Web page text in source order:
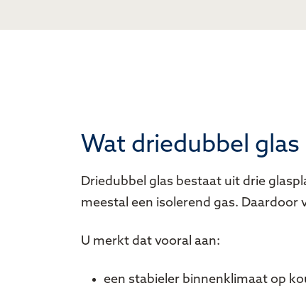
Wat driedubbel
Driedubbel glas bestaat uit drie
meestal een isolerend gas.
U merkt dat vooral aan:
een stabieler binnenklimaat op